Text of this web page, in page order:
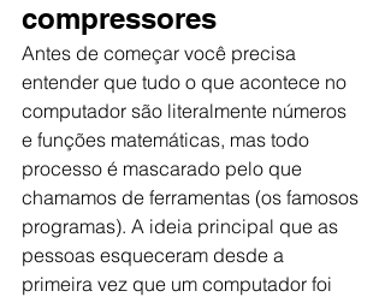
compressores
Antes de começar você precisa
entender que tudo o que acontece no
computador são literalmente números
e funções matemáticas, mas todo
processo é mascarado pelo que
chamamos de ferramentas (os famosos
programas). A ideia principal que as
pessoas esqueceram desde a
primeira vez que um computador foi